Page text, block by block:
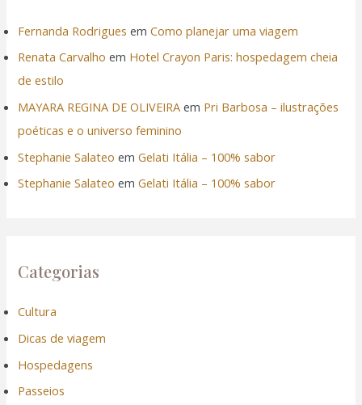
Fernanda Rodrigues emComo planejar uma viagem
Renata Carvalho em Hotel Crayon Paris: hospedagem cheia
de estilo
MAYARA REGINA DE OLIVEIRA em Pri Barbosa – ilustrações
poéticas e o universo feminino
Stephanie Salateo emGelati Itália – 100% sabor
Stephanie Salateo emGelati Itália – 100% sabor
Categorias
Cultura
Dicas de viagem
Hospedagens
Passeios